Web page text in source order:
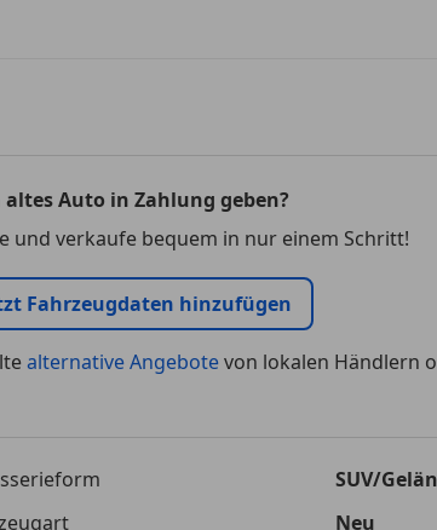
altes Auto in Zahlung geben?
und verkaufe bequem in nur einem Schritt!
Fahrzeugdaten hinzufügen
alternative Angebotevon lokalen Händlern
SUV/
Neu